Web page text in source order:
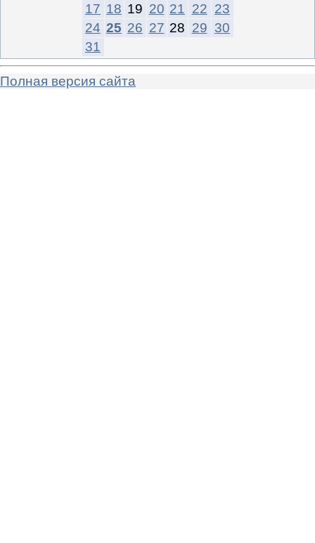
17 18 19 20 21 22 23
24 25 26 27 28 29 30
31
Полная версия сайта